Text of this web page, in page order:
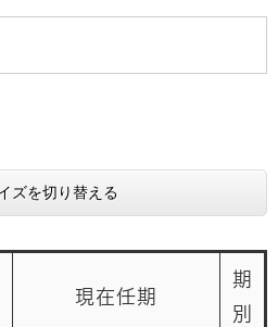
ズを切り替える
現在任期
期
別